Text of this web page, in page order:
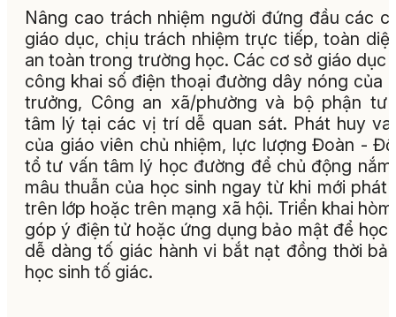
Nâng cao trách nhiệm người đứng đầu các
giáo dục, chịu trách nhiệm trực tiếp, toàn
an toàn trong trường học. Các cơ sở giáo dục
công khai số điện thoại đường dây nóng của
trưởng, Công an xã/phường và bộ phận tư
tâm lý tại các vị trí dễ quan sát. Phát huy
của giáo viên chủ nhiệm, lực lượng Đoàn -
tổ tư vấn tâm lý học đường để chủ động
mâu thuẫn của học sinh ngay từ khi mới phát
trên lớp hoặc trên mạng xã hội. Triển khai
góp ý điện tử hoặc ứng dụng bảo mật để học
dễ dàng tố giác hành vi bắt nạt đồng thời
học sinh tố giác.